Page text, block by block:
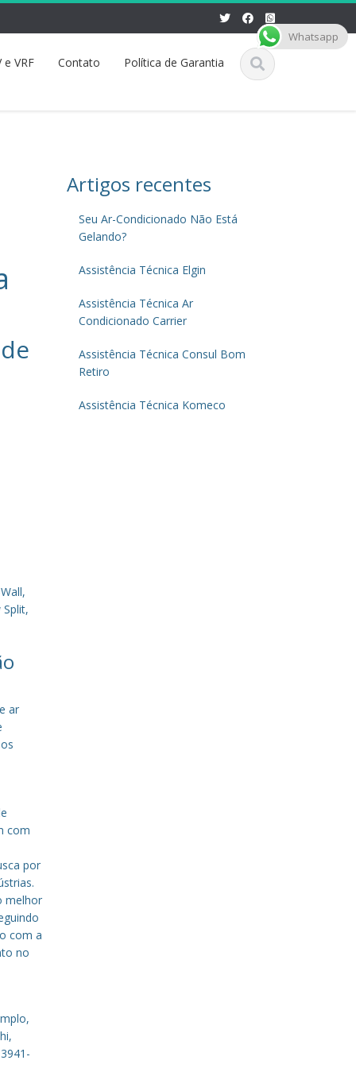
e VRF Contato Política de Garantia
ar
com
por
melhor
com a
no
Artigos recentes
Seu Ar-Condicionado Não Está
Gelando?
Assistência Técnica Elgin
Assistência Técnica Ar
Condicionado Carrier
Assistência Técnica Consul Bom
Retiro
Assistência Técnica Komeco
Whatsapp